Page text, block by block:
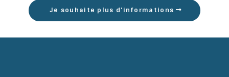
Je souhaite plus d'informations